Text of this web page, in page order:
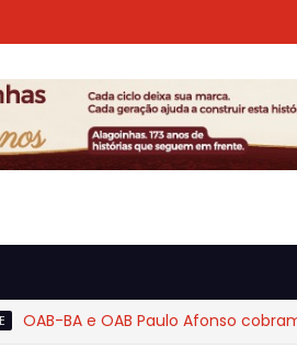
BA e OAB Paulo Afonso cobram